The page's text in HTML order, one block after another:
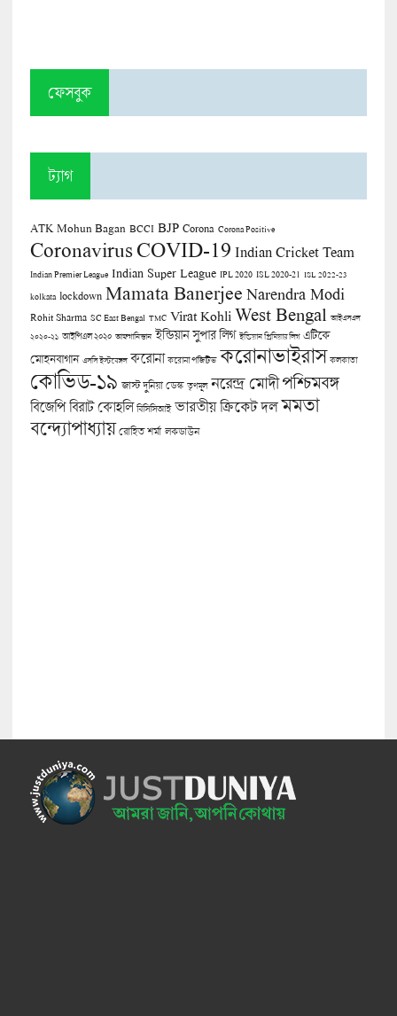
ফেসবুক
ট্যাগ
ATK Mohun Bagan BCCI BJP Corona Corona Positive
CoronavirusCOVID-19 Indian Cricket Team
Indian Premier League Indian Super League IPL 2020 ISL 2020-21 ISL 2022-23
kolkata lockdown Mamata Banerjee Narendra Modi
Rohit Sharma SC East Bengal TMC Virat Kohli West Bengal আইএসএল
২০২০-২১ আইপিএল ২০২০ আফগানিস্তান ইন্ডিয়ান সুপার লিগ ইন্ডিয়ান প্রিমিয়ার লিগ এটিকে
মোহনবাগান এসসি ইস্টবেঙ্গল করোনা করোনা পজিটিভ করোনাভাইরাস কলকাতা
কোভিড-১৯ জাস্ট দুনিয়া ডেস্ক তৃণমূল নরেন্দ্র মোদী পশ্চিমবঙ্গ
বিজেপি বিরাট কোহলি বিসিসিআই ভারতীয় ক্রিকেট দল মমতা
বন্দ্যোপাধ্যায় রোহিত শর্মা লকডাউন